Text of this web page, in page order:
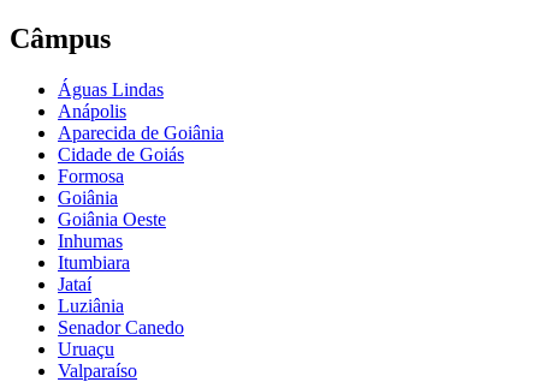
Câmpus
Águas Lindas
Anápolis
Aparecida de Goiânia
Cidade de Goiás
Formosa
Goiânia
Goiânia Oeste
Inhumas
Itumbiara
Jataí
Luziânia
Senador Canedo
Uruaçu
Valparaíso